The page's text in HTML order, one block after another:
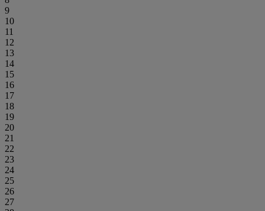
9
10
11
12
13
14
15
16
17
18
19
20
21
22
23
24
25
26
27